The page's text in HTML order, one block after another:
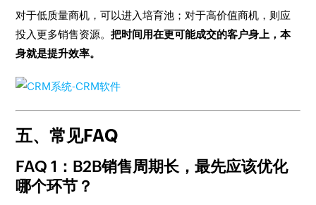
对于低质量商机，可以进入培育池；对于高价值商机，则应
投入更多销售资源。把时间用在更可能成交的客户身上，本
身就是提升效率。
五、常见FAQ
FAQ 1：B2B销售周期长，最先应该优化
哪个环节？